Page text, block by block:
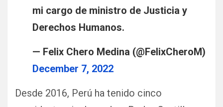
mi cargo de ministro de Justicia y
Derechos Humanos.
— Felix Chero Medina (@FelixCheroM)
December 7, 2022
Desde 2016, Perú ha tenido cinco